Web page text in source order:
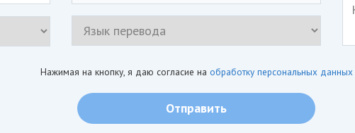
Нажимая на кнопку, я даю согласие на обработку персональных данных